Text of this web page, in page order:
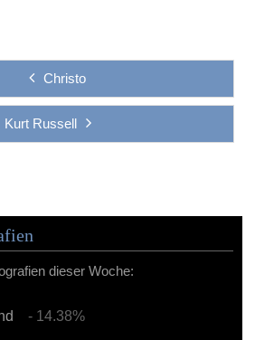
Christo
Kurt Russell
dieser Woche:
- 14.38%